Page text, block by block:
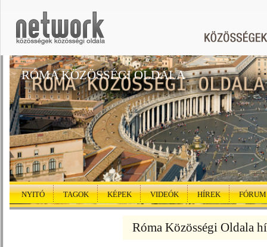
RÓMA KÖZÖSSÉGI OLDALA
NYITÓ TAGOK KÉPEK VIDEÓK HÍREK FÓRUM
Róma Közösségi Oldala